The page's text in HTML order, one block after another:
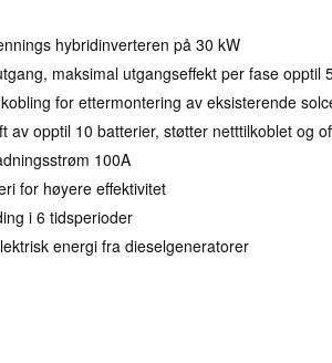
hybridinverteren på 30 kW
maksimal utgangseffekt per fase opptil
for ettermontering av eksisterende
av opptil 10 batterier, støtter netttilkoblet og
100A
for høyere effektivitet
i 6 tidsperioder
energi fra dieselgeneratorer